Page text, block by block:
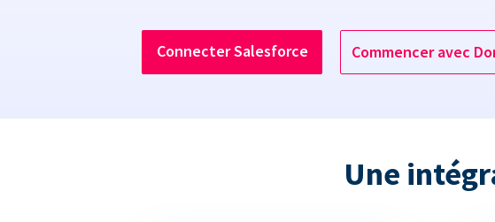
Connecter Salesforce Commencer avec
Une